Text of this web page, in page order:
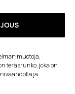
muotoja,
teräsrunko, joka on
ja